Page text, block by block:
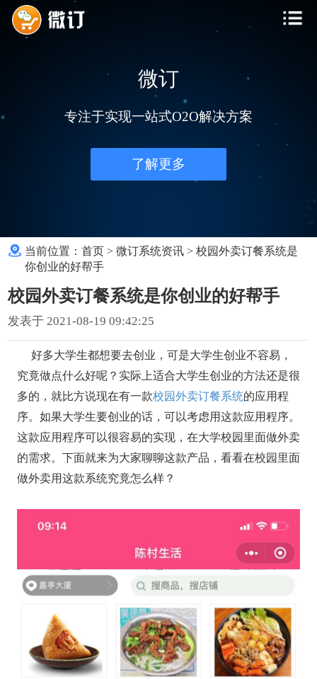
微订
专注于实现一站式O2O解决方案
了解更多
当前位置：首页 >微订系统资讯 >校园外卖订餐系统是
你创业的好帮手
校园外卖订餐系统是你创业的好帮手
发表于 2021-08-19 09:42:25
好多大学生都想要去创业，可是大学生创业不容易，
究竟做点什么好呢？实际上适合大学生创业的方法还是很
多的，就比方说现在有一款校园外卖订餐系统的应用程
序。如果大学生要创业的话，可以考虑用这款应用程序。
这款应用程序可以很容易的实现，在大学校园里面做外卖
的需求。下面就来为大家聊聊这款产品，看看在校园里面
做外卖用这款系统究竟怎么样？